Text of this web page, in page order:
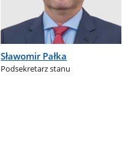
Sławomir Pałka
Podsekretarz stanu